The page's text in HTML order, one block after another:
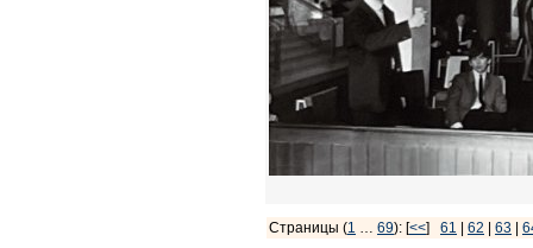
Страницы (1 … 69): [<<] 61 62 63